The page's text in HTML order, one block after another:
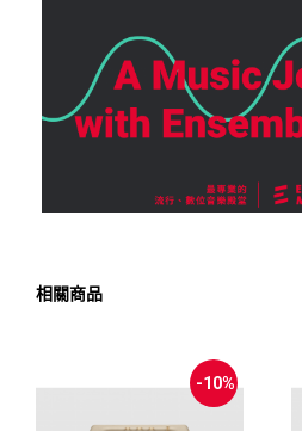
相關商品
-10%